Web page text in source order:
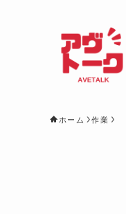
ホーム 作業